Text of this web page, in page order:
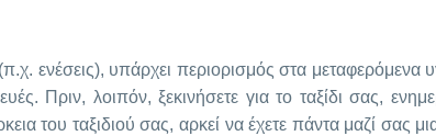
ενέσεις), υπάρχει περιορισμός στα
Πριν, λοιπόν, ξεκινήσετε για το ταξίδι σας,
του ταξιδιού σας, αρκεί να έχετε πάντα μαζί σας